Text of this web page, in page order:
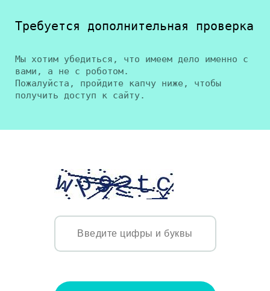
Требуется дополнительная проверка
Мы хотим убедиться, что имеем дело именно с
вами, а не с роботом.
Пожалуйста, пройдите капчу ниже, чтобы
получить доступ к сайту.